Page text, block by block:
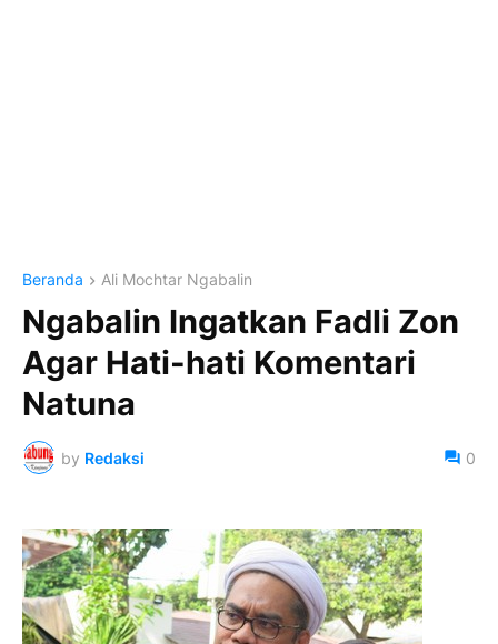
Beranda Ali Mochtar Ngabalin
Ngabalin Ingatkan Fadli Zon
Agar Hati-hati Komentari
Natuna
by Redaksi 0